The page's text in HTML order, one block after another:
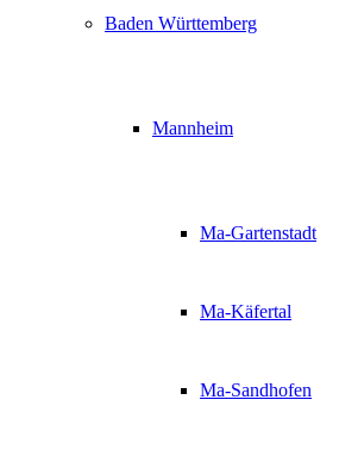
Baden Württemberg
Mannheim
Ma-Gartenstadt
Ma-Käfertal
Ma-Sandhofen